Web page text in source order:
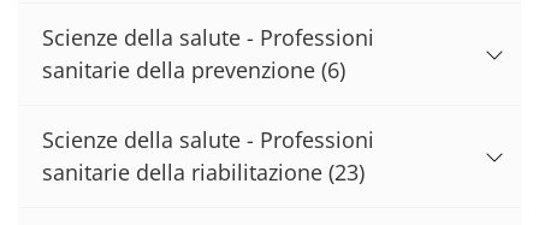
Scienze della salute - Professioni
sanitarie della prevenzione (6)
Scienze della salute - Professioni
sanitarie della riabilitazione (23)